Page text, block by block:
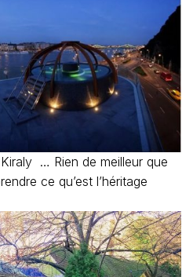
… Rien de meilleur que
ce qu’est l’héritage